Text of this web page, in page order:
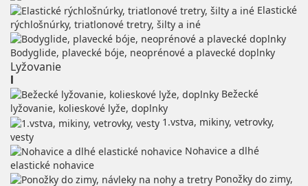
Elastické
rýchlošnúrky, triatlonové tretry, šilty a iné
Bodyglide, plavecké bóje, neoprénové a plavecké doplnky
Lyžovanie
l
Bežecké
lyžovanie, kolieskové lyže, doplnky
1.vstva, mikiny, vetrovky,
vesty
Nohavice a dlhé
elastické nohavice
Ponožky do zimy,